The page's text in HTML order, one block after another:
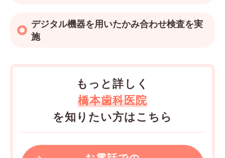
デジタル機器を用いたかみ合わせ検査を実
施
もっと詳しく
橋本歯科医院
を知りたい方はこちら